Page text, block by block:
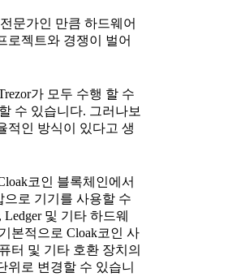
문가인 만큼 하드웨어
로젝트와 경쟁이 벌어
가 모두 수행 할 수
수 있습니다. 그러나보
적인 방식이 있다고 생
코인 블록체인에서
로 기기를 사용할 수
및 기타 하드웨
본적으로 Cloak코인 사
터 및 기타 호환 장치의
위로 변경할 수 있습니